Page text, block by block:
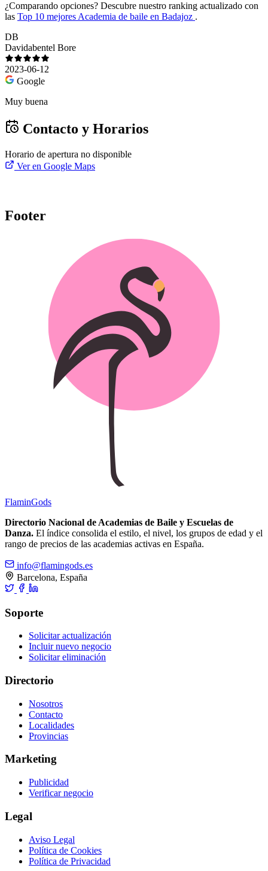
¿Comparando opciones? Descubre nuestro ranking actualizado con
las Top 10 mejores Academia de baile en Badajoz .
DB
Davidabentel Bore
2023-06-12
Google
Muy buena
Contacto y Horarios
Horario de apertura no disponible
Ver en Google Maps
Footer
FlaminGods
Directorio Nacional de Academias de Baile y Escuelas de
Danza. El índice consolida el estilo, el nivel, los grupos de edad y el
rango de precios de las academias activas en España.
info@flamingods.es
Barcelona, España
Soporte
Solicitar actualización
Incluir nuevo negocio
Solicitar eliminación
Directorio
Nosotros
Contacto
Localidades
Provincias
Marketing
Publicidad
Verificar negocio
Legal
Aviso Legal
Política de Cookies
Política de Privacidad